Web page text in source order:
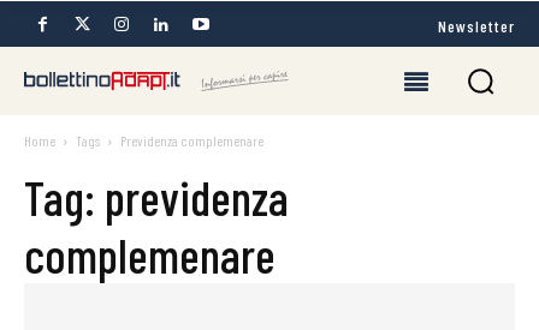
Newsletter
Home Tags Previdenza complemenare
Tag: previdenza
complemenare